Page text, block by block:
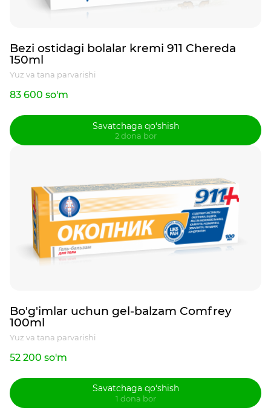
Bezi ostidagi bolalar kremi 911 Chereda
150ml
Yuz va tana parvarishi
83 600 so'm
Savatchaga qo‘shish
2 dona bor
Bo'g'imlar uchun gel-balzam Comfrey
100ml
Yuz va tana parvarishi
52 200 so'm
Savatchaga qo‘shish
1 dona bor